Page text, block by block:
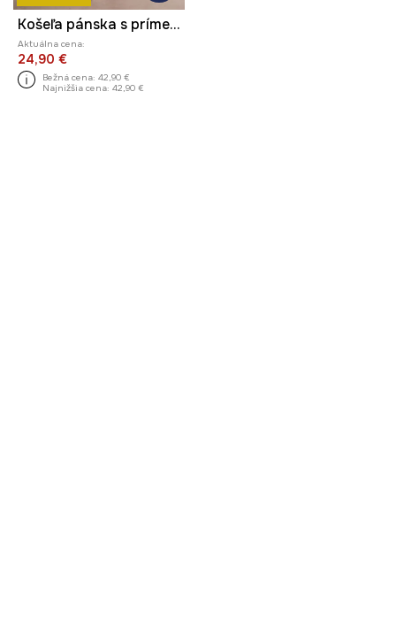
Košeľa pánska s prímesou ľanu z kolekcie Kit Mizeres x Medicine
Aktuálna cena:
24,90 €
Bežná cena: 42,90 €
Najnižšia cena: 42,90 €